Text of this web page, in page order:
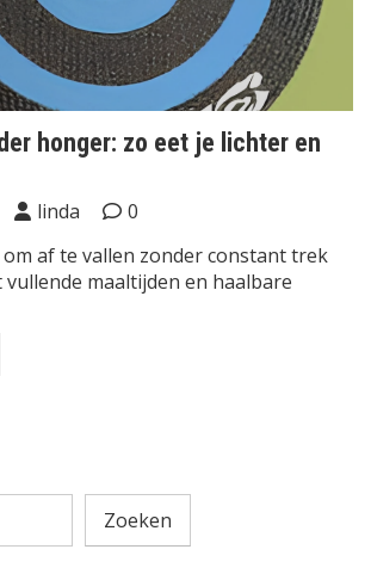
honger: zo eet je lichter en
linda
0
af te vallen zonder constant trek
maaltijden en haalbare
Zoeken